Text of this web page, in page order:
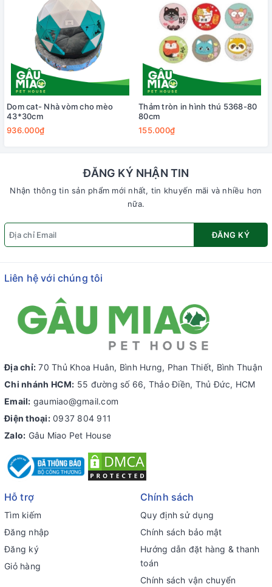
Dom cat- Nhà vòm cho mèo
43*30cm
936.000₫
Thảm tròn in hình thú 5368-80
80cm
155.000₫
ĐĂNG KÝ NHẬN TIN
Nhận thông tin sản phẩm mới nhất, tin khuyến mãi và nhiều hơn
nữa.
ĐĂNG KÝ
Liên hệ với chúng tôi
Địa chỉ: 70 Thủ Khoa Huân, Bình Hưng, Phan Thiết, Bình Thuận
Chi nhánh HCM: 55 đường số 66, Thảo Điền, Thủ Đức, HCM
Email: gaumiao@gmail.com
Điện thoại: 0937 804 911
Zalo: Gâu Miao Pet House
Hỗ trợ
Tìm kiếm
Đăng nhập
Đăng ký
Giỏ hàng
Chính sách
Quy định sử dụng
Chính sách bảo mật
Hướng dẫn đặt hàng & thanh
toán
Chính sách vận chuyển